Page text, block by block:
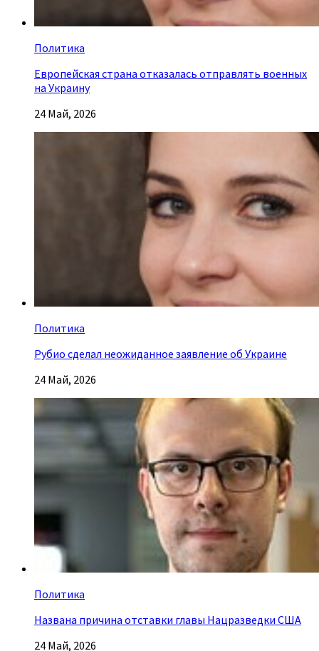
Политика
Европейская страна отказалась отправлять военных
на Украину
24 Май, 2026
Политика
Рубио сделал неожиданное заявление об Украине
24 Май, 2026
Политика
Названа причина отставки главы Нацразведки США
24 Май, 2026